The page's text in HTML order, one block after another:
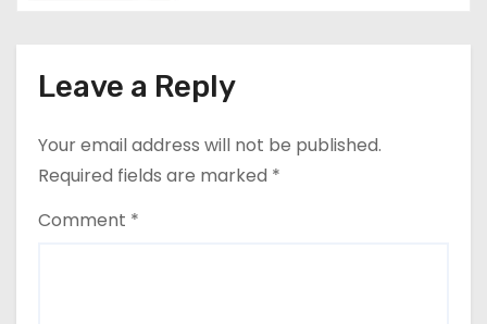
n
Leave a Reply
Your email address will not be published.
Required fields are marked *
Comment *